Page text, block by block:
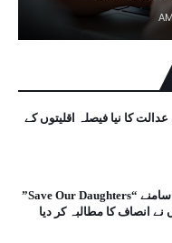
کا نیا فیصلہ اقلیتوں کے
اقوام متحدہ ہیڈکوارٹر کے سامنے “Save Our Daughters”
نے انصاف کا مطالبہ کر دیا